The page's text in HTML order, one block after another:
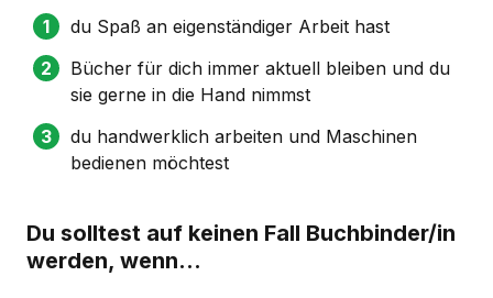
du Spaß an eigenständiger Arbeit hast
Bücher für dich immer aktuell bleiben und du
sie gerne in die Hand nimmst
du handwerklich arbeiten und Maschinen
bedienen möchtest
Du solltest auf keinen Fall Buchbinder/in
werden, wenn...